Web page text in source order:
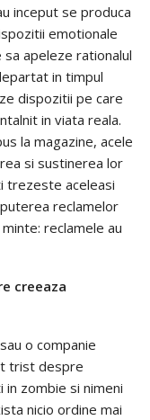
inceput se produca
emotionale
apeleze rationalul
in timpul
dispozitii pe care
in viata reala.
la magazine, acele
si sustinerea lor
trezeste aceleasi
reclamelor
reclamele au
creeaza
o companie
trist despre
zombie si nimeni
nicio ordine mai